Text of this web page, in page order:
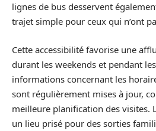
lignes de bus desservent
trajet simple pour ceux qui n’ont
Cette accessibilité favorise une
durant les weekends et pendant
informations concernant les
sont régulièrement mises à jour,
meilleure planification des visites.
un lieu prisé pour des sorties